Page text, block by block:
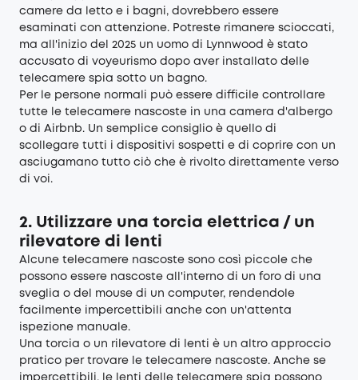
camere da letto e i bagni, dovrebbero essere
esaminati con attenzione. Potreste rimanere scioccati,
ma all'inizio del 2025 un uomo di Lynnwood è stato
accusato di voyeurismo dopo aver installato delle
telecamere spia sotto un bagno.
Per le persone normali può essere difficile controllare
tutte le telecamere nascoste in una camera d'albergo
o di Airbnb. Un semplice consiglio è quello di
scollegare tutti i dispositivi sospetti e di coprire con un
asciugamano tutto ciò che è rivolto direttamente verso
di voi.
2. Utilizzare una torcia elettrica / un
rilevatore di lenti
Alcune telecamere nascoste sono così piccole che
possono essere nascoste all'interno di un foro di una
sveglia o del mouse di un computer, rendendole
facilmente impercettibili anche con un'attenta
ispezione manuale.
Una torcia o un rilevatore di lenti è un altro approccio
pratico per trovare le telecamere nascoste. Anche se
impercettibili, le lenti delle telecamere spia possono